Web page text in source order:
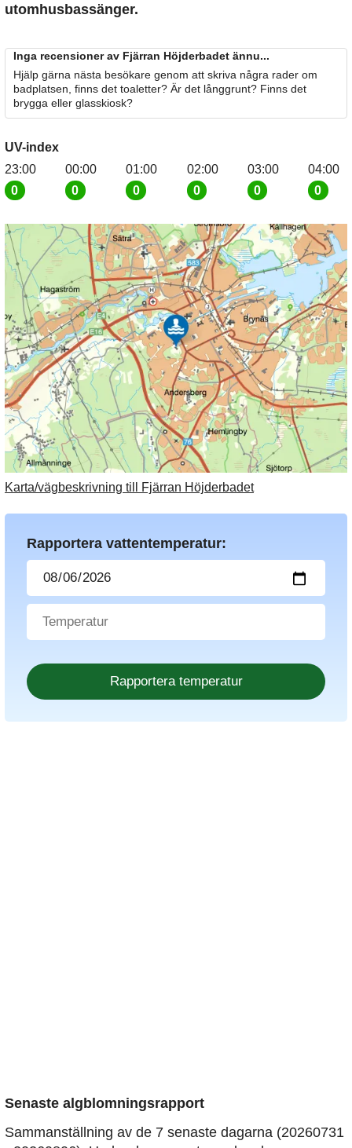
utomhusbassänger.
Inga recensioner av Fjärran Höjderbadet ännu...
Hjälp gärna nästa besökare genom att skriva några rader om
badplatsen, finns det toaletter? Är det långgrunt? Finns det
brygga eller glasskiosk?
UV-index
23:00
0
00:00
0
01:00
0
02:00
0
03:00
0
04:00
0
Karta/vägbeskrivning till Fjärran Höjderbadet
Rapportera vattentemperatur:
Senaste algblomningsrapport
Sammanställning av de 7 senaste dagarna (20260731